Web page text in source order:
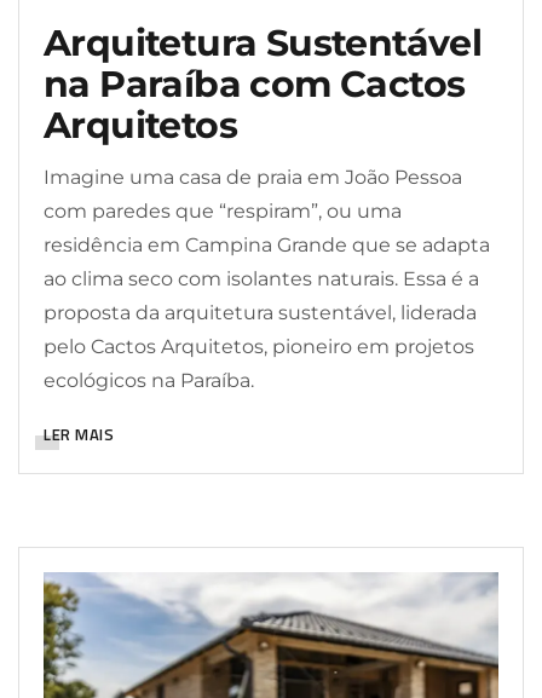
Arquitetura Sustentável
na Paraíba com Cactos
Arquitetos
Imagine uma casa de praia em João Pessoa
com paredes que “respiram”, ou uma
residência em Campina Grande que se adapta
ao clima seco com isolantes naturais. Essa é a
proposta da arquitetura sustentável, liderada
pelo Cactos Arquitetos, pioneiro em projetos
ecológicos na Paraíba.
LER MAIS